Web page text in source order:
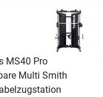
MS40 Pro
Multi Smith